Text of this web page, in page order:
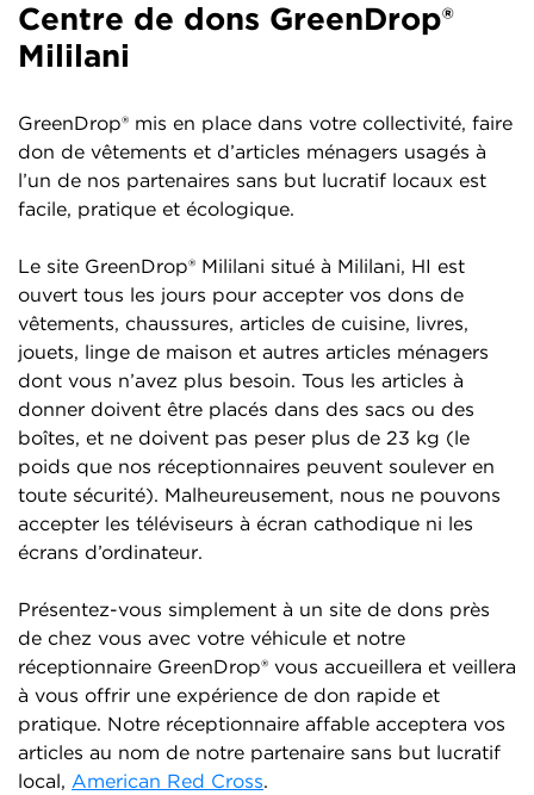
Centre de dons GreenDrop®
Mililani
GreenDrop® mis en place dans votre collectivité, faire
don de vêtements et d’articles ménagers usagés à
l’un de nos partenaires sans but lucratif locaux est
facile, pratique et écologique.
Le site GreenDrop® Mililani situé à Mililani, HI est
ouvert tous les jours pour accepter vos dons de
vêtements, chaussures, articles de cuisine, livres,
jouets, linge de maison et autres articles ménagers
dont vous n’avez plus besoin. Tous les articles à
donner doivent être placés dans des sacs ou des
boîtes, et ne doivent pas peser plus de 23 kg (le
poids que nos réceptionnaires peuvent soulever en
toute sécurité). Malheureusement, nous ne pouvons
accepter les téléviseurs à écran cathodique ni les
écrans d’ordinateur.
Présentez-vous simplement à un site de dons près
de chez vous avec votre véhicule et notre
réceptionnaire GreenDrop® vous accueillera et veillera
à vous offrir une expérience de don rapide et
pratique. Notre réceptionnaire affable acceptera vos
articles au nom de notre partenaire sans but lucratif
local, American Red Cross.